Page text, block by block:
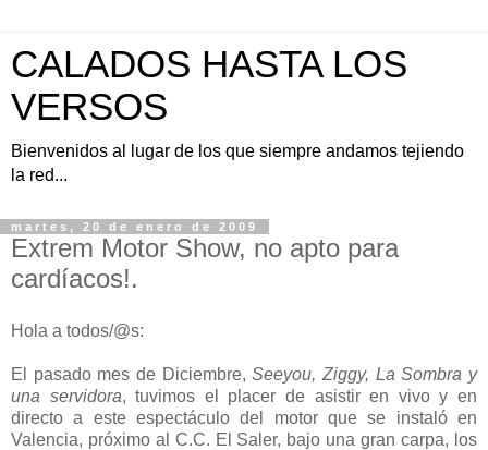
CALADOS HASTA LOS
VERSOS
Bienvenidos al lugar de los que siempre andamos tejiendo
la red...
martes, 20 de enero de 2009
Extrem Motor Show, no apto para
cardíacos!.
Hola a todos/@s:
El pasado mes de Diciembre,Seeyou, Ziggy, La Sombra y
una servidora, tuvimos el placer de asistir en vivo y en
directo a este espectáculo del motor que se instaló en
Valencia, próximo al C.C. El Saler, bajo una gran carpa, los